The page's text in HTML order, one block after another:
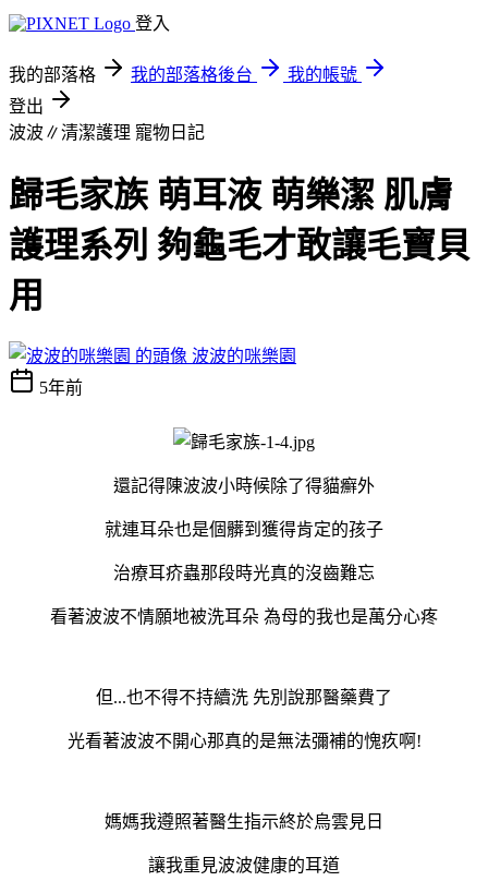
登入
我的部落格 我的部落格後台
我的帳號
登出
波波∥清潔護理 寵物日記
歸毛家族 萌耳液 萌樂潔 肌膚
護理系列 夠龜毛才敢讓毛寶貝
用
波波的咪樂園
5年前
還記得陳波波小時候除了得貓癬外
就連耳朵也是個髒到獲得肯定的孩子
治療耳疥蟲那段時光真的沒齒難忘
看著波波不情願地被洗耳朵 為母的我也是萬分心疼
但...也不得不持續洗 先別說那醫藥費了
光看著波波不開心那真的是無法彌補的愧疚啊!
媽媽我遵照著醫生指示終於烏雲見日
讓我重見波波健康的耳道